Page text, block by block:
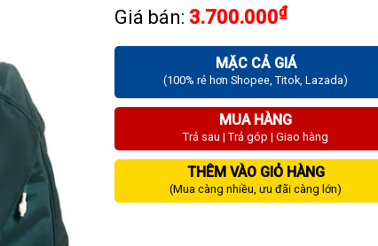
Giá bán: 3.700.000₫
MẶC CẢ GIÁ
(100% rẻ hơn Shopee, Titok, Lazada)
MUA HÀNG
Trả sau | Trả góp | Giao hàng
THÊM VÀO GIỎ HÀNG
(Mua càng nhiều, ưu đãi càng lớn)